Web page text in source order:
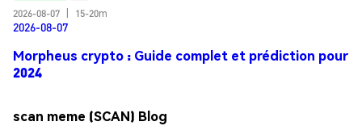
2026-08-07
15-20m
2026-08-07
Morpheus crypto : Guide complet et prédiction pour
2024
scan meme (SCAN) Blog